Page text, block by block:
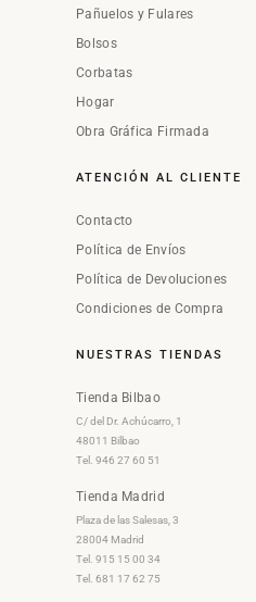
Pañuelos y Fulares
Bolsos
Corbatas
Hogar
Obra Gráfica Firmada
ATENCIÓN AL CLIENTE
Contacto
Política de Envíos
Política de Devoluciones
Condiciones de Compra
NUESTRAS TIENDAS
Tienda Bilbao
C/ del Dr. Achúcarro, 1
48011 Bilbao
Tel. 946 27 60 51
Tienda Madrid
Plaza de las Salesas, 3
28004 Madrid
Tel. 915 15 00 34
Tel. 681 17 62 75